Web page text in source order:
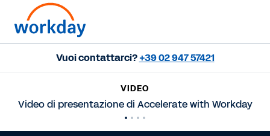
Vuoi contattarci?+39 02 947 57421
VIDEO
Video di presentazione di Accelerate with Workday